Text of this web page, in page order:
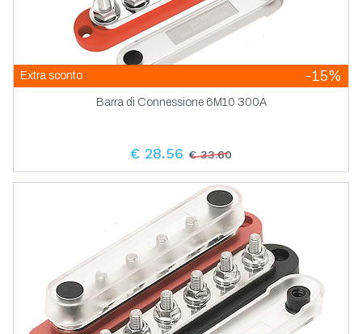
Extra sconto -15%
Barra di Connessione 6M10 300A
€ 28.56 € 33.60